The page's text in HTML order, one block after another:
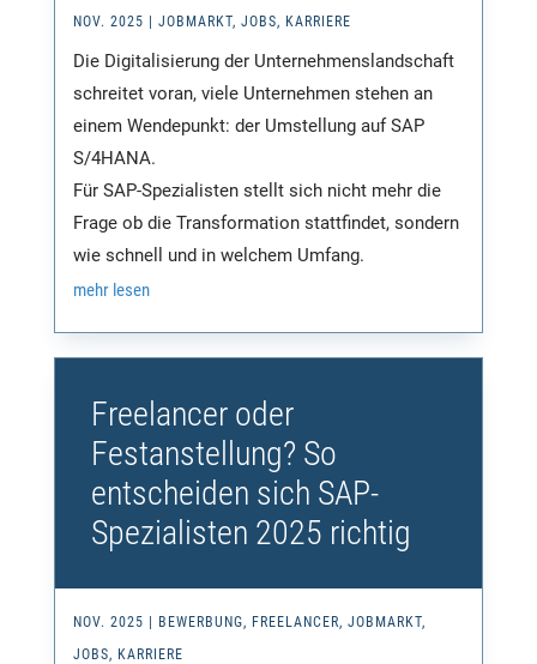
NOV. 2025 | JOBMARKT, JOBS, KARRIERE
Die Digitalisierung der Unternehmenslandschaft
schreitet voran, viele Unternehmen stehen an
einem Wendepunkt: der Umstellung auf SAP
S/4HANA.
Für SAP-Spezialisten stellt sich nicht mehr die
Frage ob die Transformation stattfindet, sondern
wie schnell und in welchem Umfang.
mehr lesen
Freelancer oder
Festanstellung? So
entscheiden sich SAP-
Spezialisten 2025 richtig
NOV. 2025 | BEWERBUNG, FREELANCER, JOBMARKT,
JOBS, KARRIERE